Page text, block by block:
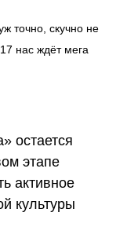
точно, скучно не
нас ждёт мега
остается
этапе
активное
культуры